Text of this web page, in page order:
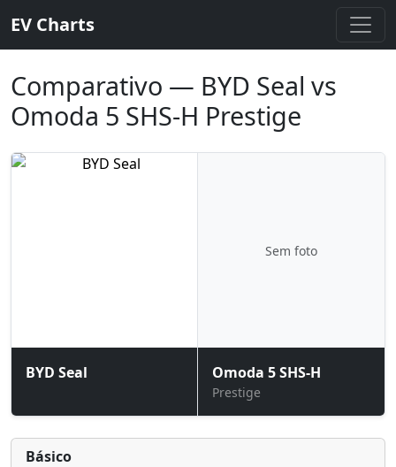
EV Charts
Comparativo — BYD Seal vs
Omoda 5 SHS-H Prestige
BYD Seal
Sem foto
Omoda 5 SHS-H
Prestige
Básico